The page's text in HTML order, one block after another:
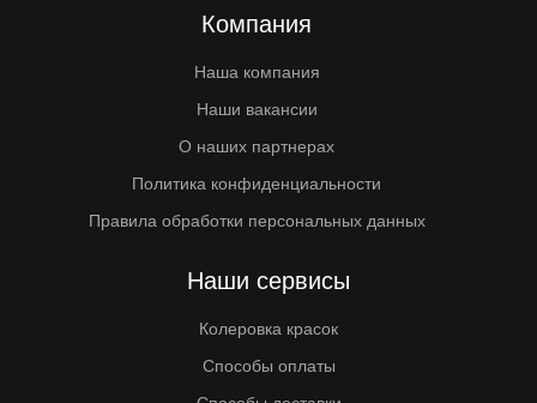
Компания
Наша компания
Наши вакансии
О наших партнерах
Политика конфиденциальности
Правила обработки персональных данных
Наши сервисы
Колеровка красок
Способы оплаты